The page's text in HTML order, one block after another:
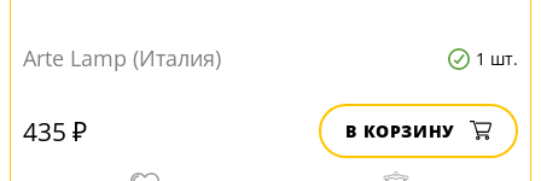
Arte Lamp (Италия) 1 шт.
435 ₽ В КОРЗИНУ